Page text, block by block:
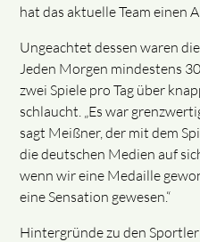
hat das aktuelle Team einen
Ungeachtet dessen waren
Jeden Morgen mindestens
zwei Spiele pro Tag über
schlaucht. „Es war
sagt Meißner, der mit dem
die deutschen Medien auf
wenn wir eine Medaille
eine Sensation gewesen.“
Hintergründe zu den